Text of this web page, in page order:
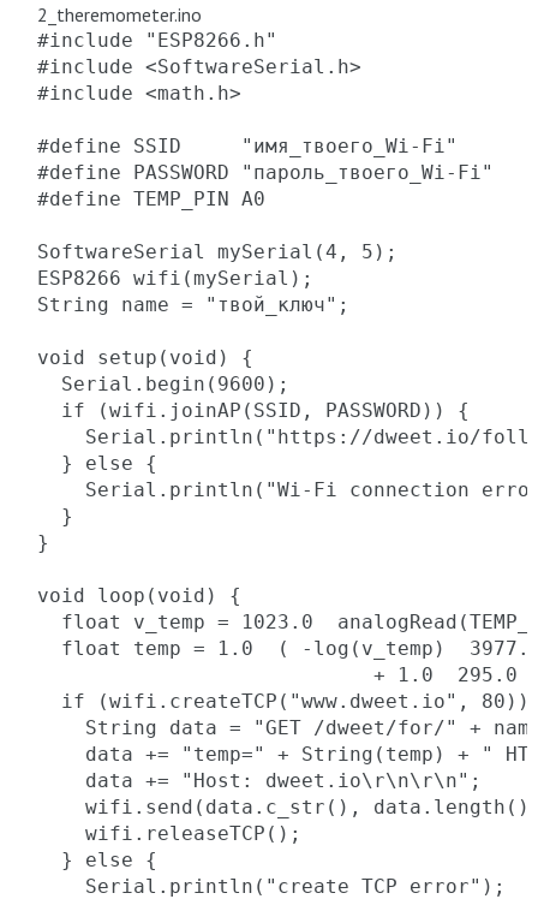
2_theremometer.ino
#include "ESP8266.h"
#include <SoftwareSerial.h>
#include <math.h>
#define SSID     "имя_твоего_Wi-Fi"
#define PASSWORD "пароль_твоего_Wi-Fi"
#define TEMP_PIN A0
SoftwareSerial mySerial(4, 5);
ESP8266 wifi(mySerial);
String name = "твой_ключ";
void setup(void) {
  Serial.begin(9600);
  if (wifi.joinAP(SSID, PASSWORD)) {
Serial.println("https://dweet.io/
  } else {
Serial.println("Wi-Fi connection
  }
}
void loop(void) {
float v_temp = 1023.0
float temp = 1.0  ( -log(v_temp)
+ 1.0  295.0
if (wifi.createTCP("www.dweet.io", 80))
String data = "GET /dweet/for/" +
data += "temp=" + String(temp) + "
    data += "Host: dweet.io\r\n\r\n";
wifi.send(data.c_str(),
    wifi.releaseTCP();
  } else {
    Serial.println("create TCP error");